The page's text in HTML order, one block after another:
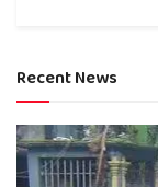
Recent News